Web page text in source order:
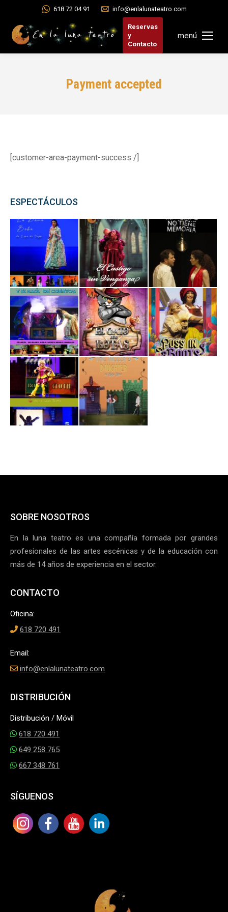
618 72 04 91 info@enlalunateatro.com
menú
Reservas
y
Contacto
Payment accepted
[customer-area-payment-success /]
ESPECTÁCULOS
SOBRE NOSOTROS
En la luna teatro es una compañía formada por grandes
profesionales de las artes escénicas y de la educación con
más de 14 años de experiencia en el sector.
CONTACTO
Oficina:
618 720 491
Email:
info@enlalunateatro.com
DISTRIBUCIÓN
Distribución / Móvil
618 720 491
649 258 765
667 348 761
SÍGUENOS